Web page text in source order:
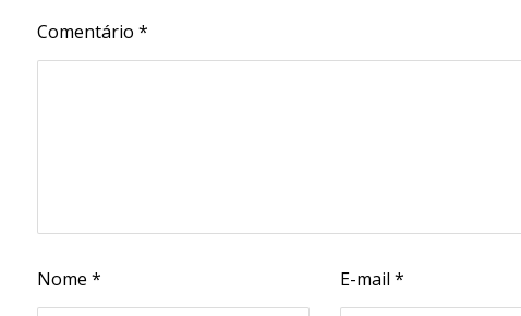
Comentário *
Nome * E-mail *